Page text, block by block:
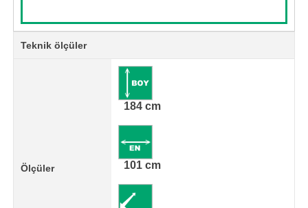
Teknik ölçüler
Ölçüler
184 cm
101 cm